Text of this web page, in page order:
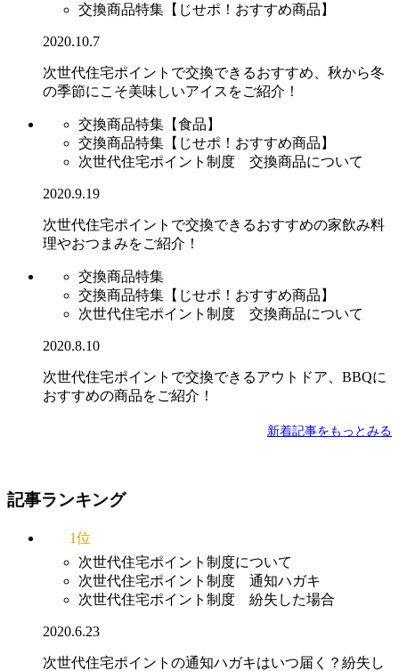
交換商品特集【じせポ！おすすめ商品】
2020.10.7
次世代住宅ポイントで交換できるおすすめ、秋から冬
の季節にこそ美味しいアイスをご紹介！
交換商品特集【食品】
交換商品特集【じせポ！おすすめ商品】
次世代住宅ポイント制度 交換商品について
2020.9.19
次世代住宅ポイントで交換できるおすすめの家飲み料
理やおつまみをご紹介！
交換商品特集
交換商品特集【じせポ！おすすめ商品】
次世代住宅ポイント制度 交換商品について
2020.8.10
次世代住宅ポイントで交換できるアウトドア、BBQに
おすすめの商品をご紹介！
新着記事をもっとみる
記事ランキング
1位
次世代住宅ポイント制度について
次世代住宅ポイント制度 通知ハガキ
次世代住宅ポイント制度 紛失した場合
2020.6.23
次世代住宅ポイントの通知ハガキはいつ届く？紛失し